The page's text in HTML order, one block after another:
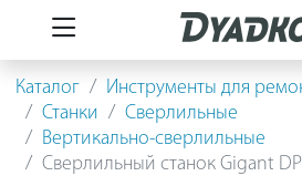
Каталог
Инструменты для
Станки
Сверлильные
Вертикально-сверлильные
Сверлильный станок Gigant